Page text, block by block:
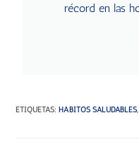
récord en las
ETIQUETAS:HÁBITOS SALUDABLES,